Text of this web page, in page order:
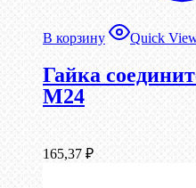
В корзину Quick
Гайка
М24
165,37 ₽